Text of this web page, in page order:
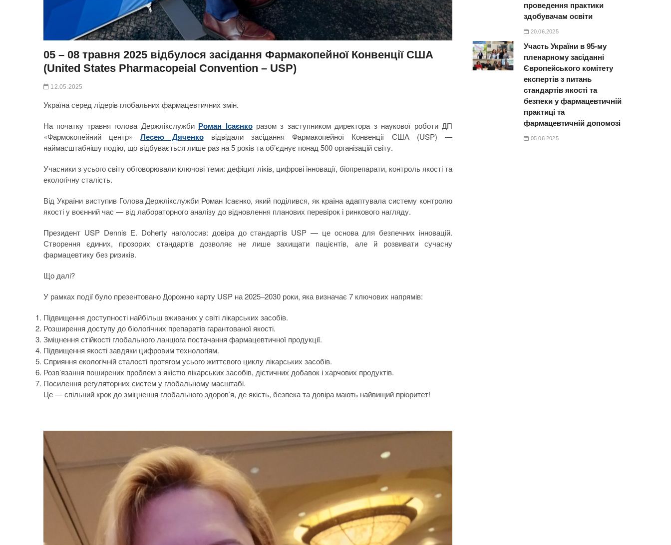
05 – 08 травня 2025 відбулося засідання Фармакопейної Конвенції США
(United States Pharmacopeial Convention – USP)
12.05.2025
Україна серед лідерів глобальних фармацевтичних змін.
На початку травня голова Держлікслужби Роман Ісаєнкоразом з заступником директора з наукової роботи ДП
«Фармокопейний центр»Лесею Дяченковідвідали засідання Фармакопейної Конвенції США (USP) —
наймасштабнішу подію, що відбувається лише раз на 5 років та обʼєднує понад 500 організацій світу.
Учасники з усього світу обговорювали ключові теми: дефіцит ліків, цифрові інновації, біопрепарати, контроль якості та
екологічну сталість.
Від України виступив Голова Держлікслужби Роман Ісаєнко, який поділився, як країна адаптувала систему контролю
якості у воєнний час — від лабораторного аналізу до відновлення планових перевірок і ринкового нагляду.
Президент USP Dennis E. Doherty наголосив: довіра до стандартів USP — це основа для безпечних інновацій.
Створення єдиних, прозорих стандартів дозволяє не лише захищати пацієнтів, але й розвивати сучасну
фармацевтику без ризиків.
Що далі?
У рамках події було презентовано Дорожню карту USP на 2025–2030 роки, яка визначає 7 ключових напрямів:
Підвищення доступності найбільш вживаних у світі лікарських засобів.
Розширення доступу до біологічних препаратів гарантованої якості.
Зміцнення стійкості глобального ланцюга постачання фармацевтичної продукції.
Підвищення якості завдяки цифровим технологіям.
Сприяння екологічній сталості протягом усього життєвого циклу лікарських засобів.
Розв’язання поширених проблем з якістю лікарських засобів, дієтичних добавок і харчових продуктів.
Посилення регуляторних систем у глобальному масштабі.
Це — спільний крок до зміцнення глобального здоровʼя, де якість, безпека та довіра мають найвищий пріоритет!
проведення практики
здобувачам освіти
20.06.2025
Участь України в 95-му
пленарному засіданні
Європейського комітету
експертів з питань
стандартів якості та
безпеки у фармацевтичній
практиці та
фармацевтичній допомозі
05.06.2025